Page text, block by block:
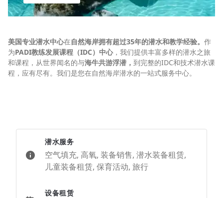
美国专业潜水中心在自然海岸拥有超过35年的潜水和教学经验。 作
为PADI教练发展课程（IDC）中心，我们提供丰富多样的潜水之旅
和课程，从世界闻名的与海牛共游浮潜， 到完整的IDC和技术潜水课
程，应有尽有。我们是您在自然海岸潜水的一站式服务中心。
潜水服务
空气填充, 高氧, 装备销售, 潜水装备租赁,
儿童装备租赁, 保育活动, 旅行
设备租赁